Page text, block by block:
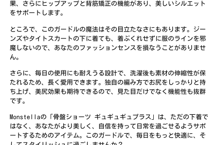
果、さらにヒップアップと背筋矯正の機能があり、美しいシルエット
をサポートします。
ところで、このガードルの魔法はその目立たなさにもあります。ジー
ンズやタイトスカートの下に着ても、着ぶくれせずに服のラインを邪
魔しないので、あなたのファッションセンスを損なうことがありませ
ん。​
さらに、毎日の使用にも耐えうる設計で、洗濯後も素材の伸縮性が保
たれるため、長く愛用できます。独自の編み方でお尻をしっかりと持
ち上げ、美尻効果も期待できるので、見た目だけでなく機能性も抜群
です。
Monstellaの「骨盤ショーツ ギュギュギュプラス」は、ただの下着で
はなく、あなたがより美しく、自信を持って日常を過ごせるようサポ
ートするためのアイテム。このガードルで、毎日をもっと快適に、そ